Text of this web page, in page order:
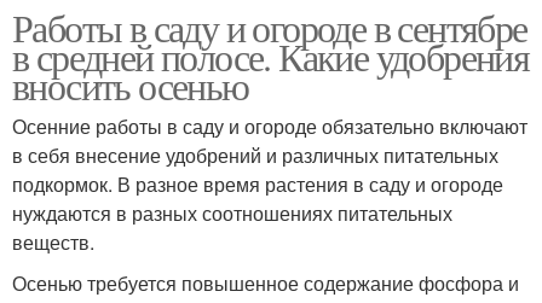
Работы в саду и огороде в сентябре
в средней полосе. Какие удобрения
вносить осенью
Осенние работы в саду и огороде обязательно включают
в себя внесение удобрений и различных питательных
подкормок. В разное время растения в саду и огороде
нуждаются в разных соотношениях питательных
веществ.
Осенью требуется повышенное содержание фосфора и